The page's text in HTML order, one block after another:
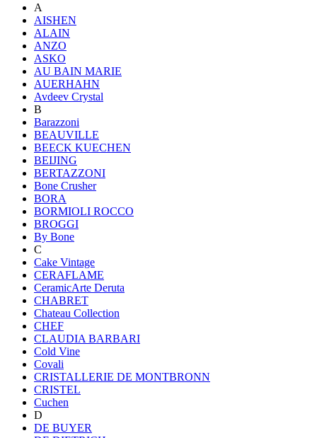
A
AISHEN
ALAIN
ANZO
ASKO
AU BAIN MARIE
AUERHAHN
Avdeev Crystal
B
Barazzoni
BEAUVILLE
BEECK KUECHEN
BEIJING
BERTAZZONI
Bone Crusher
BORA
BORMIOLI ROCCO
BROGGI
By Bone
C
Cake Vintage
CERAFLAME
CeramicArte Deruta
CHABRET
Chateau Collection
CHEF
CLAUDIA BARBARI
Cold Vine
Covali
CRISTALLERIE DE MONTBRONN
CRISTEL
Cuchen
D
DE BUYER